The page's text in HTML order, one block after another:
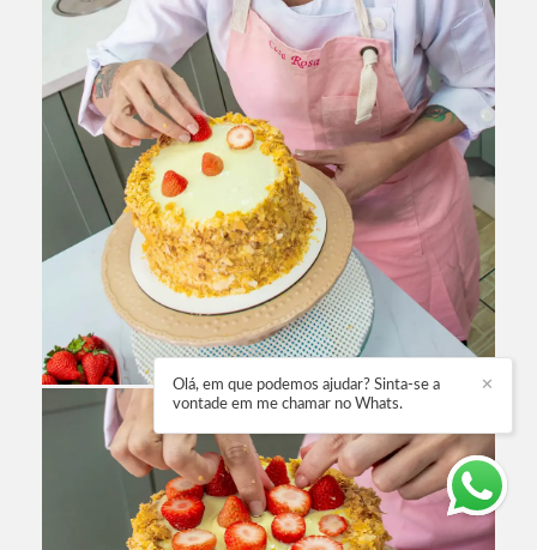
✕
Olá, em que podemos ajudar? Sinta-se a
vontade em me chamar no Whats.